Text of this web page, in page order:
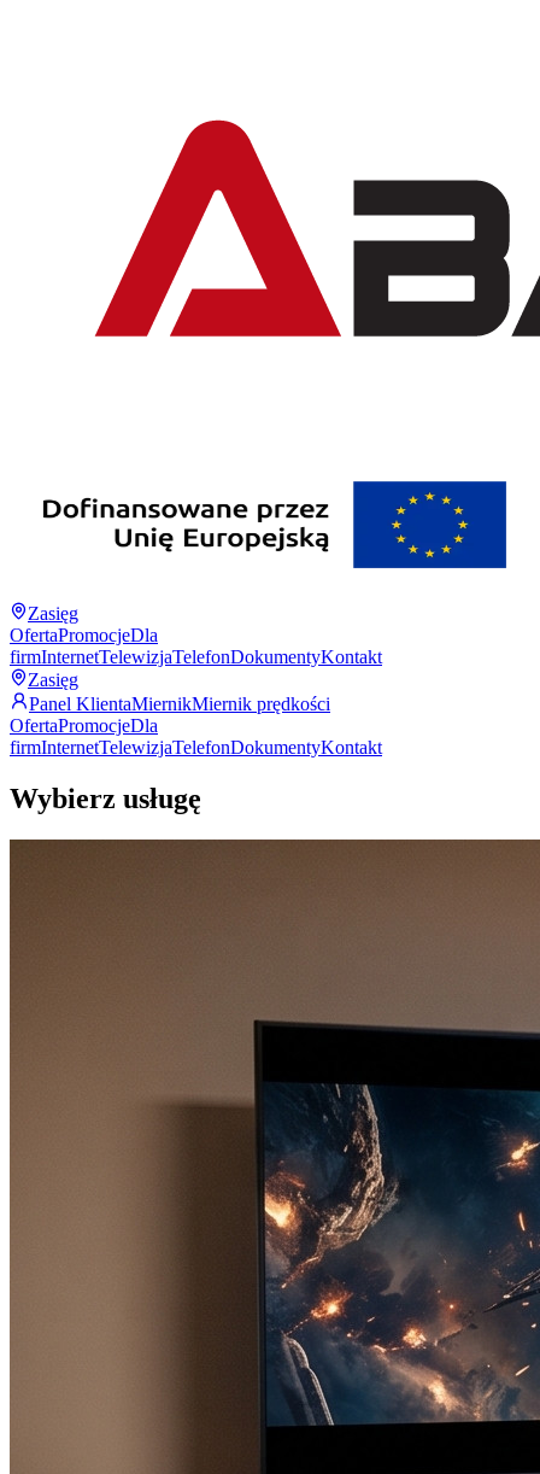
Zasięg
OfertaPromocjeDla
firmInternetTelewizjaTelefonDokumentyKontakt
Zasięg
Panel KlientaMiernikMiernik prędkości
OfertaPromocjeDla
firmInternetTelewizjaTelefonDokumentyKontakt
Wybierz usługę